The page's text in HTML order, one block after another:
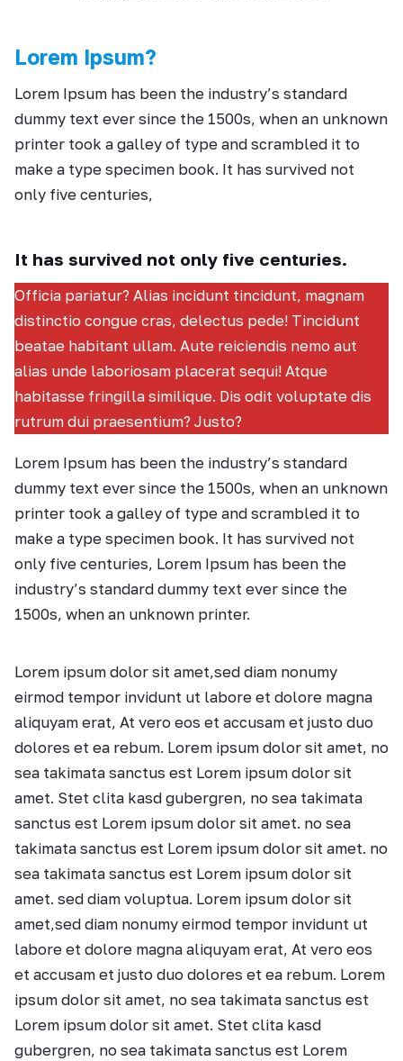
Lorem Ipsum?
Lorem Ipsum has been the industry’s standard
dummy text ever since the 1500s, when an unknown
printer took a galley of type and scrambled it to
make a type specimen book. It has survived not
only five centuries,
It has survived not only five centuries.
Officia pariatur? Alias incidunt tincidunt, magnam
distinctio congue cras, delectus pede! Tincidunt
beatae habitant ullam. Aute reiciendis nemo aut
alias unde laboriosam placerat sequi! Atque
habitasse fringilla similique. Dis odit voluptate dis
rutrum dui praesentium? Justo?
Lorem Ipsum has been the industry’s standard
dummy text ever since the 1500s, when an unknown
printer took a galley of type and scrambled it to
make a type specimen book. It has survived not
only five centuries, Lorem Ipsum has been the
industry’s standard dummy text ever since the
1500s, when an unknown printer.
Lorem ipsum dolor sit amet,sed diam nonumy
eirmod tempor invidunt ut labore et dolore magna
aliquyam erat, At vero eos et accusam et justo duo
dolores et ea rebum. Lorem ipsum dolor sit amet, no
sea takimata sanctus est Lorem ipsum dolor sit
amet. Stet clita kasd gubergren, no sea takimata
sanctus est Lorem ipsum dolor sit amet. no sea
takimata sanctus est Lorem ipsum dolor sit amet. no
sea takimata sanctus est Lorem ipsum dolor sit
amet. sed diam voluptua. Lorem ipsum dolor sit
amet,sed diam nonumy eirmod tempor invidunt ut
labore et dolore magna aliquyam erat, At vero eos
et accusam et justo duo dolores et ea rebum. Lorem
ipsum dolor sit amet, no sea takimata sanctus est
Lorem ipsum dolor sit amet. Stet clita kasd
gubergren, no sea takimata sanctus est Lorem